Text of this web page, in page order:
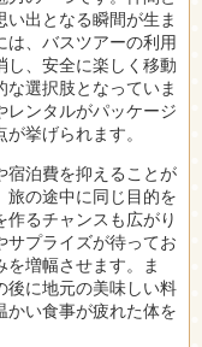
出となる瞬間が生ま
は、バスツアーの利用
し、安全に楽しく移動
選択肢となっていま
レンタルがパッケージ
挙げられます。
宿泊費を抑えることが
旅の途中に同じ目的を
るチャンスも広がり
サプライズが待ってお
を増幅させます。ま
後に地元の美味しい料
かい食事が疲れた体を